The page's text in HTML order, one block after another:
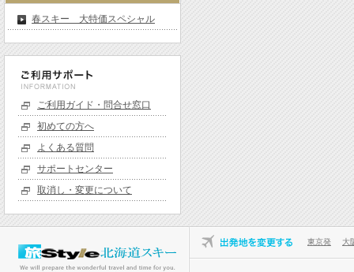
春スキー 大特価スペシャル
ご利用ガイド・問合せ窓口
初めての方へ
よくある質問
サポートセンター
取消し・変更について
東京発 大